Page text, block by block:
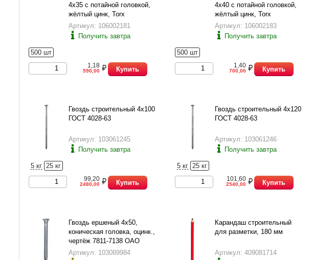
4х35 с потайной головкой,
жёлтый цинк, Torx
Артикул: 106002181
Получить завтра
500 шт
1,18
590,00 Купить
4х40 с потайной головкой,
жёлтый цинк, Torx
Артикул: 106002183
Получить завтра
500 шт
1,40
700,00 Купить
Гвоздь строительный 4х100
ГОСТ 4028-63
Артикул: 103061245
Получить завтра
5 кг 25 кг
99,20
2480,00 Купить
Гвоздь строительный 4х120
ГОСТ 4028-63
Артикул: 103061246
Получить завтра
5 кг 25 кг
101,60
2540,00 Купить
Гвоздь ершеный 4х50,
коническая головка, оцинк.,
чертёж 7811-7138 ОАО
"РМЗ"
Артикул: 103089984
Карандаш строительный
для разметки, 180 мм
Артикул: 409081714